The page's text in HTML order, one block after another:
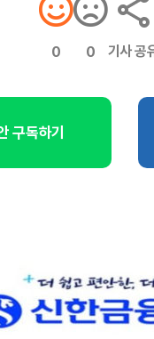
0 0 기사 공
구독하기